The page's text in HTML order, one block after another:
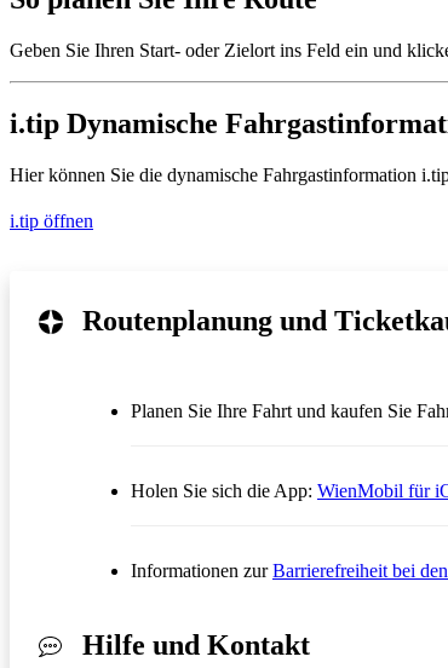
Geben Sie Ihren Start- oder Zielort ins Feld ein und
i.tip Dynamische
Hier können Sie die dynamische Fahrgastinformation
i.tip öffnen
Routenplanung und
Planen Sie Ihre Fahrt und kaufen Sie
Holen Sie sich die App: WienMobil für
Informationen zurBarrierefreiheit bei
Hilfe und Kontakt